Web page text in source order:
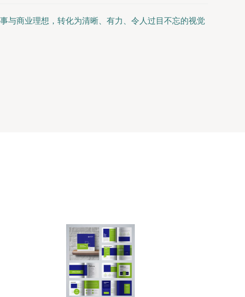
与商业理想，转化为清晰、有力、令人过目不忘的视觉